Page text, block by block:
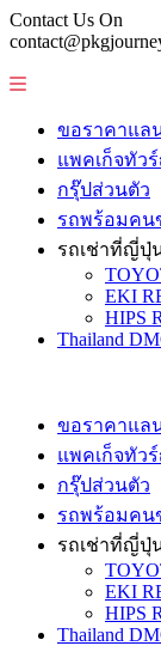
Contact Us On
ขอราคาแล
แพคเก็จทัว
กรุ๊ปส่วนตัว
รถพร้อมคน
รถเช่าที่ญี่ปุ่
EKI
HIPS
Thailand
ขอราคาแล
แพคเก็จทัว
กรุ๊ปส่วนตัว
รถพร้อมคน
รถเช่าที่ญี่ปุ่
EKI
HIPS
Thailand